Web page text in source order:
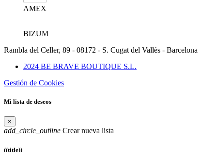
AMEX
BIZUM
Rambla del Celler, 89 - 08172 - S. Cugat del Vallès - Barcelona
2024 BE BRAVE BOUTIQUE S.L.
Gestión de Cookies
Mi lista de deseos
×
add_circle_outline Crear nueva lista
((title))